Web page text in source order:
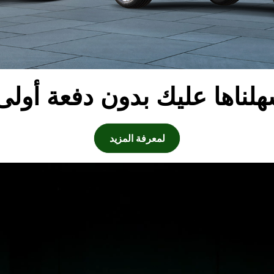
عليك بدون دفعة
لمعرفة المزيد